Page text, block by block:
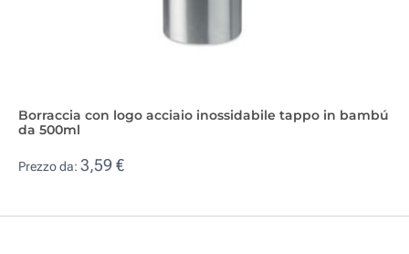
Borraccia con logo acciaio inossidabile tappo in bambú
da 500ml
Prezzo da: 3,59 €